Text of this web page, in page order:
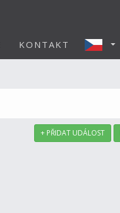
KONTAKT
+ PŘIDAT UDÁLOST